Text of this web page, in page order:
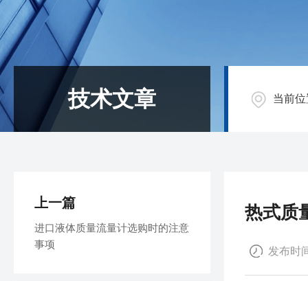
技术文章 当前
热式质
发布时
上一篇
进口液体质量流量计选购时的注意
事项